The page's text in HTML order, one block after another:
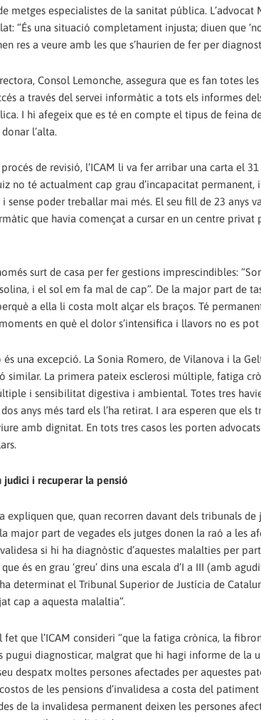
metges especialistes de la sanitat pública.
“És una situació completament injusta; diuen que
res a veure amb les que s’haurien de fer per
Consol Lemonche, assegura que es fan totes
a través del servei informàtic a tots els informes
I hi afegeix que es té en compte el tipus de feina
l’alta.
de revisió, l’ICAM li va fer arribar una carta el
no té actualment cap grau d’incapacitat permanent,
i sense poder treballar mai més. El seu fill de 23 anys
que havia començat a cursar en un centre
surt de casa per fer gestions imprescindibles:
i el sol em fa mal de cap”. De la major part de
a ella li costa molt alçar els braços. Té
en què el dolor s’intensifica i llavors no es
una excepció. La Sonia Romero, de Vilanova i la
similar. La primera pateix esclerosi múltiple, fatiga
i sensibilitat digestiva i ambiental. Totes tres
anys més tard els l’ha retirat. I ara esperen que
amb dignitat. En tots tres casos les porten
judici i recuperar la pensió
expliquen que, quan recorren davant dels tribunals
major part de vegades els jutges donen la raó a les
si hi ha diagnòstic d’aquestes malalties per
és en grau ‘greu’ dins una escala d’I a III (amb
determinat el Tribunal Superior de Justícia de
cap a aquesta malaltia”.
que l’ICAM consideri “que la fatiga crònica, la
pugui diagnosticar, malgrat que hi hagi informe de la
despatx moltes persones afectades per aquestes
de les pensions d’invalidesa a costa del
de la invalidesa permanent deixen les persones